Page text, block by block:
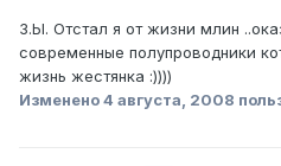
З.Ы. Отстал я от жизни млин
современные полупроводники
жизнь жестянка :))))
Изменено4 августа, 2008